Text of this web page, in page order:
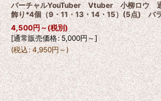
バーチャルYouTuber Vtuber 小柳ロウ
飾り*4個（9・11・13・14・15）(5点) バ
4,500円～(税別)
[通常販売価格: 5,000円～]
(税込: 4,950円～)